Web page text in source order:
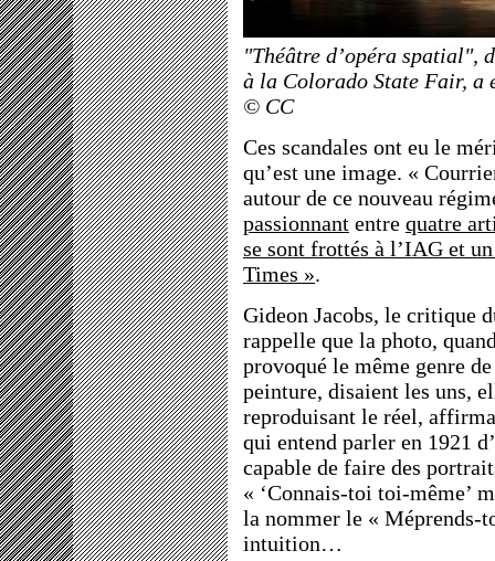
"Théâtre d’opéra spatial",
à la Colorado State Fair, a
© CC
Ces scandales ont eu le
qu’est une image. «
autour de ce nouveau
passionnant entre quatre
se sont frottés à l’IAG et
Times ».
Gideon Jacobs, le critique
rappelle que la photo,
provoqué le même genre
peinture, disaient les uns,
reproduisant le réel,
qui entend parler en 1921
capable de faire des
« ‘Connais-toi toi-même’
la nommer le « Méprends-
intuition…